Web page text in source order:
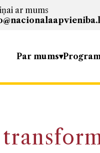
ar mums
Par mums